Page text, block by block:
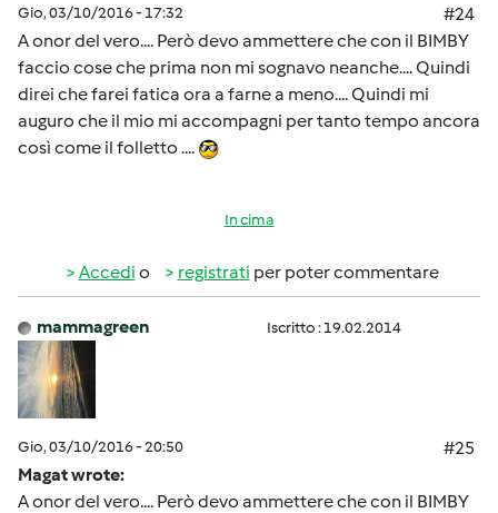
Gio, 03/10/2016 - 17:32
#24
A onor del vero.... Però devo ammettere che con il BIMBY
faccio cose che prima non mi sognavo neanche.... Quindi
direi che farei fatica ora a farne a meno.... Quindi mi
auguro che il mio mi accompagni per tanto tempo ancora
così come il folletto ....
In cima
Accedi o registrati per poter commentare
mammagreen Iscritto : 19.02.2014
Gio, 03/10/2016 - 20:50
#25
Magat wrote:
A onor del vero.... Però devo ammettere che con il BIMBY